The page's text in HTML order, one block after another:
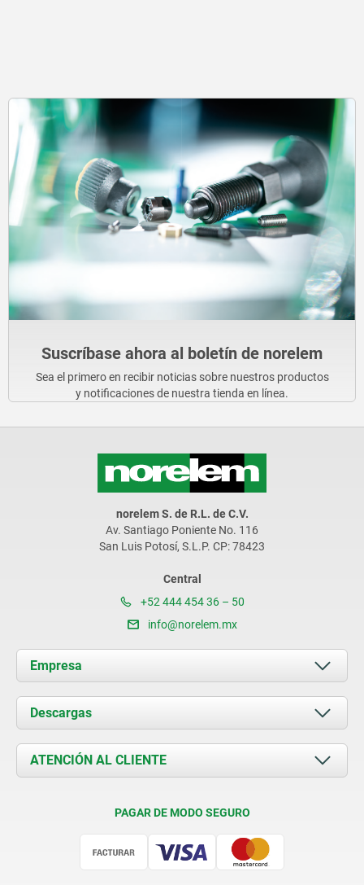
Suscríbase ahora al boletín de norelem
Sea el primero en recibir noticias sobre nuestros productos
y notificaciones de nuestra tienda en línea.
norelem S. de R.L. de C.V.
Av. Santiago Poniente No. 116
San Luis Potosí, S.L.P. CP: 78423
Central
+52 444 454 36 – 50
info@norelem.mx
Empresa
Acerca de nosotros
Novedades
Contacto
Descargas
Documents
ATENCIÓN AL CLIENTE
PAGAR DE MODO SEGURO